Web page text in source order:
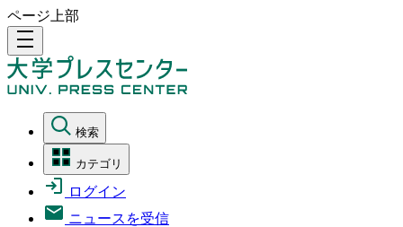
ページ上部
density_medium
検索
カテゴリ
ログイン
ニュースを受信